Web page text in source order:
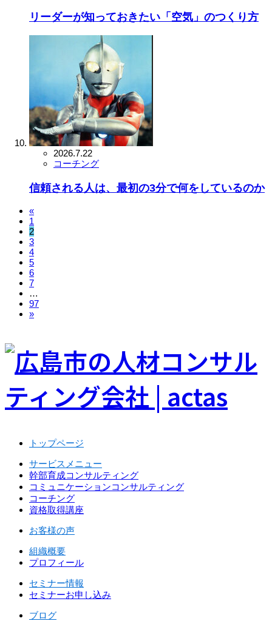
リーダーが知っておきたい「空気」のつくり方
2026.7.22
コーチング
信頼される人は、最初の3分で何をしているのか
«
1
2
3
4
5
6
7
…
97
»
トップページ
サービスメニュー
幹部育成コンサルティング
コミュニケーションコンサルティング
コーチング
資格取得講座
お客様の声
組織概要
プロフィール
セミナー情報
セミナーお申し込み
ブログ